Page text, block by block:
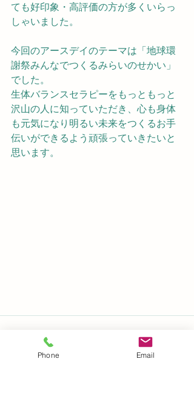
ても好印象・高評価の方が多くいらっ
しゃいました。
今回のアースデイのテーマは「地球環
謝祭みんなでつくるみらいのせかい」
でした。
生体バランスセラピーをもっともっと
沢山の人に知っていただき、心も身体
も元気になり明るい未来をつくるお手
伝いができるよう頑張っていきたいと
思います。
Phone Email